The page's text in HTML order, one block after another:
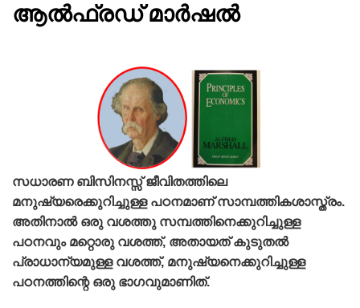
ആല്‍ഫ്രഡ്‌ മാര്‍ഷല്‍
സധാരണ ബിസിനസ്സ്‌ ജീവിതത്തിലെ
മനുഷ്യരെക്കുറിച്ചുള്ള പഠനമാണ്‌ സാമ്പത്തികശാസ്ത്രം.
അതിനാല്‍ ഒരു വശത്തു സമ്പത്തിനെക്കുറിച്ചുള്ള
പഠനവും മറ്റൊരു വശത്ത്‌, അതായത്‌ കുടുതല്‍
പ്രാധാന്യമുള്ള വശത്ത്‌, മനുഷ്യനെക്കുറിച്ചുള്ള
പഠനത്തിന്റെ ഒരു ഭാഗവുമാണിത്‌.